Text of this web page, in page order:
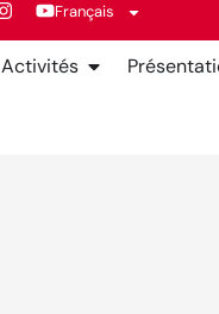
Français
Activités